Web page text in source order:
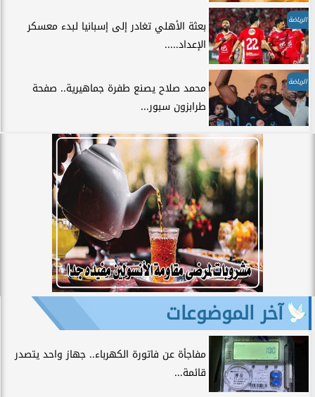
الرياضة
بعثة الأهلي تغادر إلى إسبانيا لبدء معسكر
الإعداد.....
الرياضة
محمد صلاح يصنع طفرة جماهيرية.. صفحة
طرابزون سبور...
آخر الموضوعات
مفاجأة عن فاتورة الكهرباء.. جهاز واحد يتصدر
قائمة...